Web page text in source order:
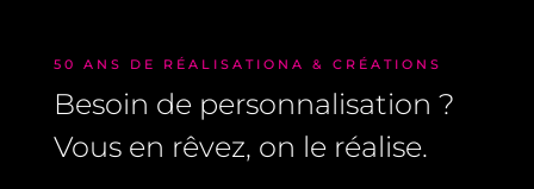
50 ANS DE RÉALISATIONA & CRÉATIONS
Besoin de personnalisation ?
Vous en rêvez, on le réalise.